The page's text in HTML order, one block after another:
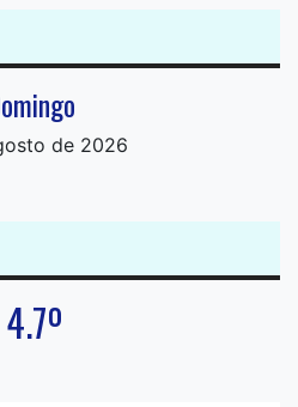
de 2026
4.7º